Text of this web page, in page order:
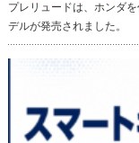
プレリュードは、ホンダ
デルが発売されました。